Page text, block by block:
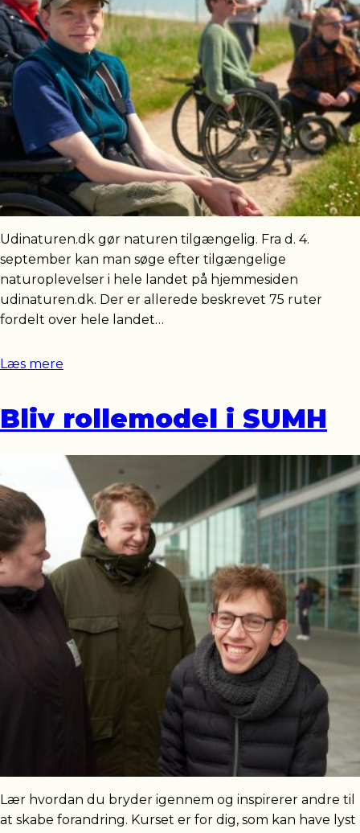
Udinaturen.dk gør naturen tilgængelig. Fra d. 4.
september kan man søge efter tilgængelige
naturoplevelser i hele landet på hjemmesiden
udinaturen.dk. Der er allerede beskrevet 75 ruter
fordelt over hele landet…
Læs mere
Bliv rollemodel i SUMH
Lær hvordan du bryder igennem og inspirerer andre til
at skabe forandring. Kurset er for dig, som kan have lyst